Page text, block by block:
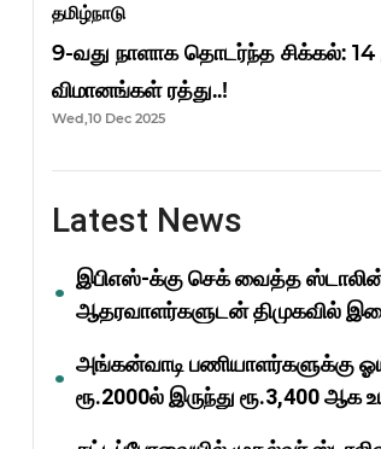
தமிழ்நாடு
9-வது நாளாக தொடர்ந்த சிக்கல்:
விமானங்கள் ரத்து..!
Wed,10 Dec 2025
Latest News
இபிஎஸ்-க்கு செக் வைத்த
ஆதரவாளர்களுடன் திமுகவில்
அங்கன்வாடி பணியாளர்களுக்கு
ரூ.2000ல் இருந்து ரூ.3,400 ஆக